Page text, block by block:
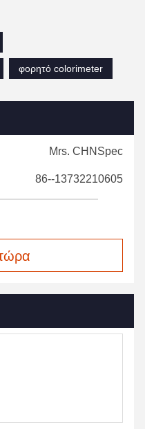
φορητό colorimeter
Mrs. CHNSpec
86--13732210605